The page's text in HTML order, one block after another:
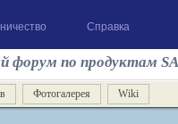
Справка
форум по продуктам
Фотогалерея Wiki